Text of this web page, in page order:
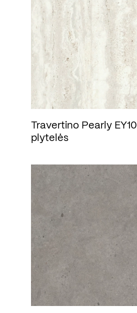
Travertino Pearly EY10
plytelės